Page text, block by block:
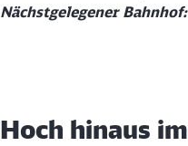
Nächstgelegener
Hoch hinaus im